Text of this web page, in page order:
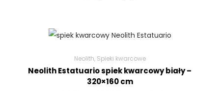
Neolith, Spieki kwarcowe
Neolith Estatuario spiek kwarcowy biały –
320×160 cm